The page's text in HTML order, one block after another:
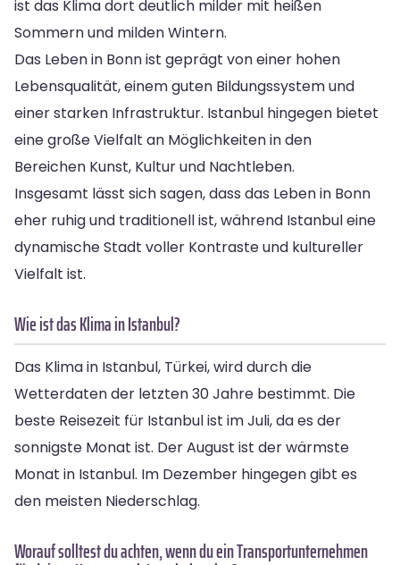
ist das Klima dort deutlich milder mit heißen
Sommern und milden Wintern.
Das Leben in Bonn ist geprägt von einer hohen
Lebensqualität, einem guten Bildungssystem und
einer starken Infrastruktur. Istanbul hingegen bietet
eine große Vielfalt an Möglichkeiten in den
Bereichen Kunst, Kultur und Nachtleben.
Insgesamt lässt sich sagen, dass das Leben in Bonn
eher ruhig und traditionell ist, während Istanbul eine
dynamische Stadt voller Kontraste und kultureller
Vielfalt ist.
Wie ist das Klima in Istanbul?
Das Klima in Istanbul, Türkei, wird durch die
Wetterdaten der letzten 30 Jahre bestimmt. Die
beste Reisezeit für Istanbul ist im Juli, da es der
sonnigste Monat ist. Der August ist der wärmste
Monat in Istanbul. Im Dezember hingegen gibt es
den meisten Niederschlag.
Worauf solltest du achten, wenn du ein Transportunternehmen